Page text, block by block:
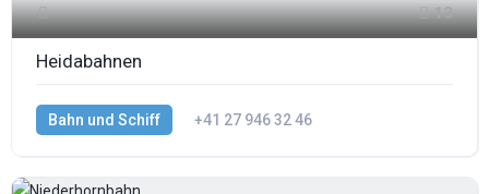
13
Heidabahnen
Bahn und Schiff +41 27 946 32 46